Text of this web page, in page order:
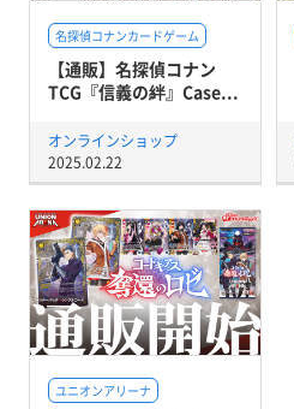
名探偵コナンカードゲーム
【通販】名探偵コナン
TCG『信義の絆』Case...
オンラインショップ
2025.02.22
ユニオンアリーナ